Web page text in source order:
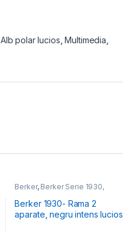
Alb polar lucios,Multimedia,
Berker, Berker Serie 1930,
Berker 1930- Rama 2
aparate, negru intens lucios